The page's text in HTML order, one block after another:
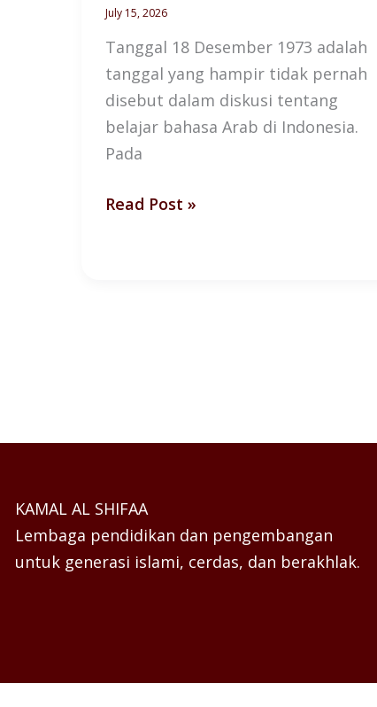
July 15, 2026
Tanggal 18 Desember 1973 adalah
tanggal yang hampir tidak pernah
disebut dalam diskusi tentang
belajar bahasa Arab di Indonesia.
Pada
Diabaikan
Read Post »
KAMAL AL SHIFAA
Lembaga pendidikan dan pengembangan
untuk generasi islami, cerdas, dan berakhlak.